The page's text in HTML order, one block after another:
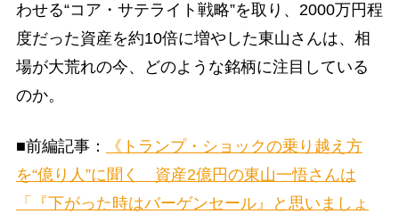
わせる“コア・サテライト戦略”を取り、2000万円程
度だった資産を約10倍に増やした東山さんは、相
場が大荒れの今、どのような銘柄に注目している
のか。
■前編記事：
《トランプ・ショックの乗り越え方
を“億り人”に聞く 資産2億円の東山一悟さんは
「『下がった時はバーゲンセール』と思いましょ